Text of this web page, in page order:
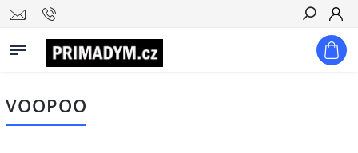
Hledat
VOOPOO